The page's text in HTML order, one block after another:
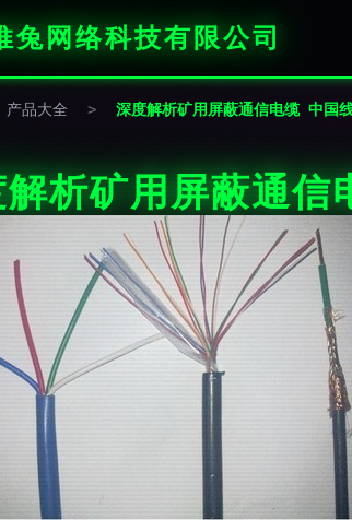
兔网络科技有限公司
产品大全 > 深度解析矿用屏蔽通信电缆 中国
析矿用屏蔽通信